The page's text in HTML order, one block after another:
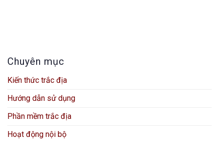
Chuyên mục
Kiến thức trắc địa
Hướng dẫn sử dụng
Phần mềm trắc địa
Hoạt động nội bộ